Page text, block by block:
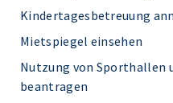
Kindertagesbetreuung
Mietspiegel einsehen
Nutzung von Sporthallen
beantragen